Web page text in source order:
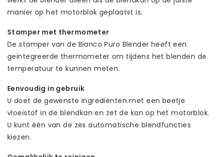
manier op het motorblok geplaatst is.
Stamper met thermometer
De stamper van de Bianco Puro Blender heeft een
geïntegreerde thermometer om tijdens het blenden de
temperatuur te kunnen meten.
Eenvoudig in gebruik
U doet de gewenste ingrediënten met een beetje
vloeistof in de blendkan en zet de kan op het motorblok.
U kunt één van de zes automatische blendfuncties
kiezen.